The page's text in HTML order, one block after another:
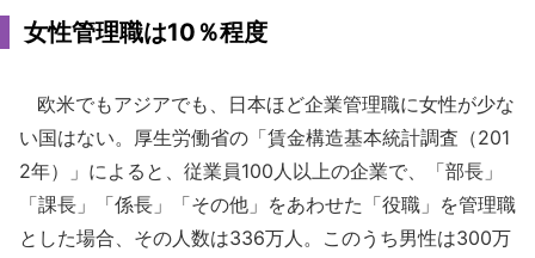
女性管理職は10％程度
欧米でもアジアでも、日本ほど企業管理職に女性が少な
い国はない。厚生労働省の「賃金構造基本統計調査（201
2年）」によると、従業員100人以上の企業で、「部長」
「課長」「係長」「その他」をあわせた「役職」を管理職
とした場合、その人数は336万人。このうち男性は300万